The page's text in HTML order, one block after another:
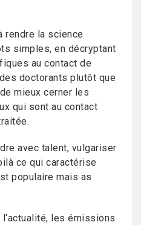
rendre la science
simples, en décryptant
au contact de
doctorants plutôt que
mieux cerner les
qui sont au contact
avec talent, vulgariser
ce qui caractérise
populaire mais as
les émissions